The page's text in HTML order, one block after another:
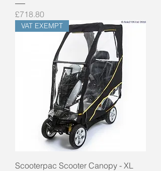
Price
£718.80
VAT EXEMPT
Scooterpac Scooter Canopy - XL